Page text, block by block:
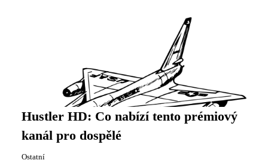
Hustler HD: Co nabízí tento prémiový
kanál pro dospělé
Ostatní